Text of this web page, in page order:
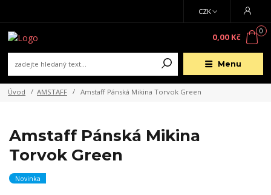
Menu
CZK
0
0,00 Kč
Úvod AMSTAFF Amstaff Pánská Mikina Torvok Green
Amstaff Pánská Mikina
Torvok Green
Novinka